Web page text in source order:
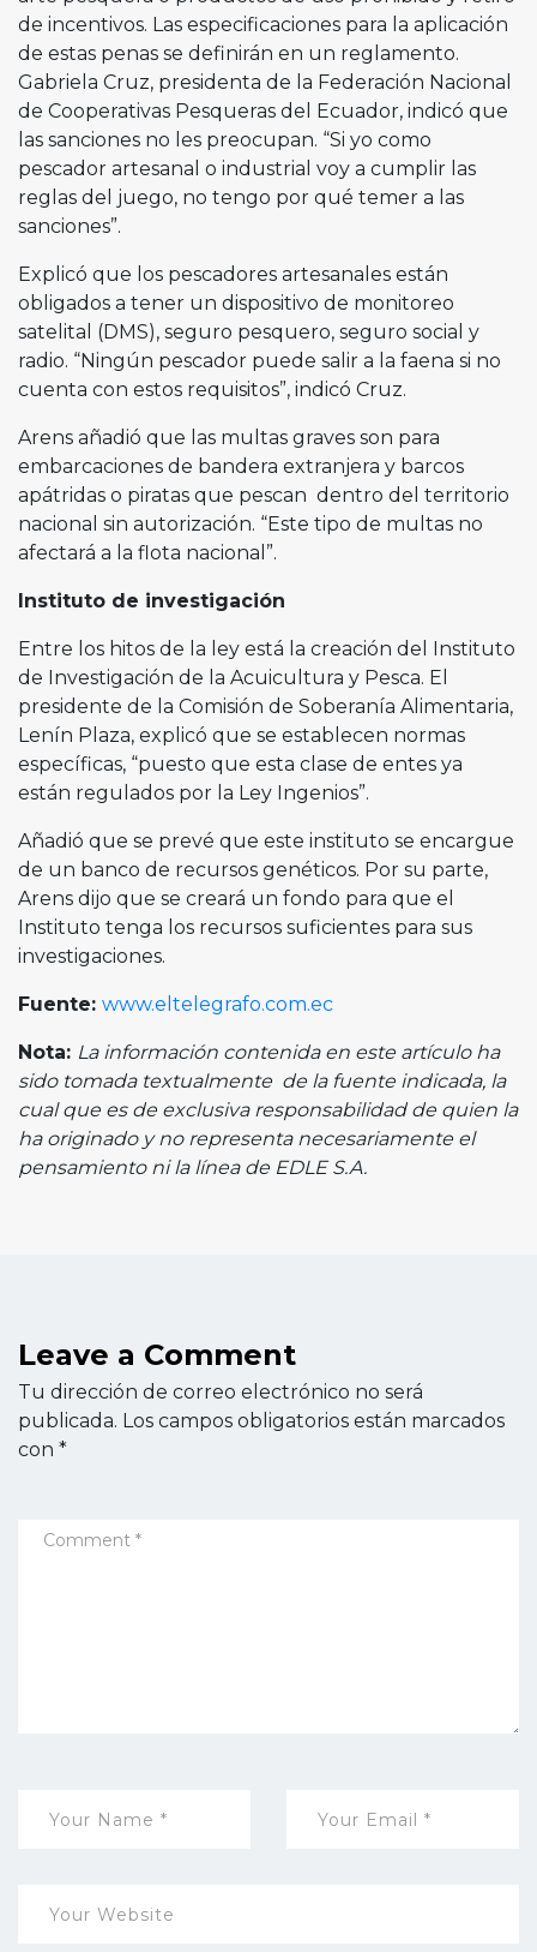
de incentivos. Las especificaciones para la aplicación
de estas penas se definirán en un reglamento.
Gabriela Cruz, presidenta de la Federación Nacional
de Cooperativas Pesqueras del Ecuador, indicó que
las sanciones no les preocupan. “Si yo como
pescador artesanal o industrial voy a cumplir las
reglas del juego, no tengo por qué temer a las
sanciones”.
Explicó que los pescadores artesanales están
obligados a tener un dispositivo de monitoreo
satelital (DMS), seguro pesquero, seguro social y
radio. “Ningún pescador puede salir a la faena si no
cuenta con estos requisitos”, indicó Cruz.
Arens añadió que las multas graves son para
embarcaciones de bandera extranjera y barcos
apátridas o piratas que pescan dentro del territorio
nacional sin autorización. “Este tipo de multas no
afectará a la flota nacional”.
Instituto de investigación
Entre los hitos de la ley está la creación del Instituto
de Investigación de la Acuicultura y Pesca. El
presidente de la Comisión de Soberanía Alimentaria,
Lenín Plaza, explicó que se establecen normas
específicas, “puesto que esta clase de entes ya
están regulados por la Ley Ingenios”.
Añadió que se prevé que este instituto se encargue
de un banco de recursos genéticos. Por su parte,
Arens dijo que se creará un fondo para que el
Instituto tenga los recursos suficientes para sus
investigaciones.
Fuente: www.eltelegrafo.com.ec
Nota: La información contenida en este artículo ha
sido tomada textualmente de la fuente indicada, la
cual que es de exclusiva responsabilidad de quien la
ha originado y no representa necesariamente el
pensamiento ni la línea de EDLE S.A.
Leave a Comment
Tu dirección de correo electrónico no será
publicada. Los campos obligatorios están marcados
con *